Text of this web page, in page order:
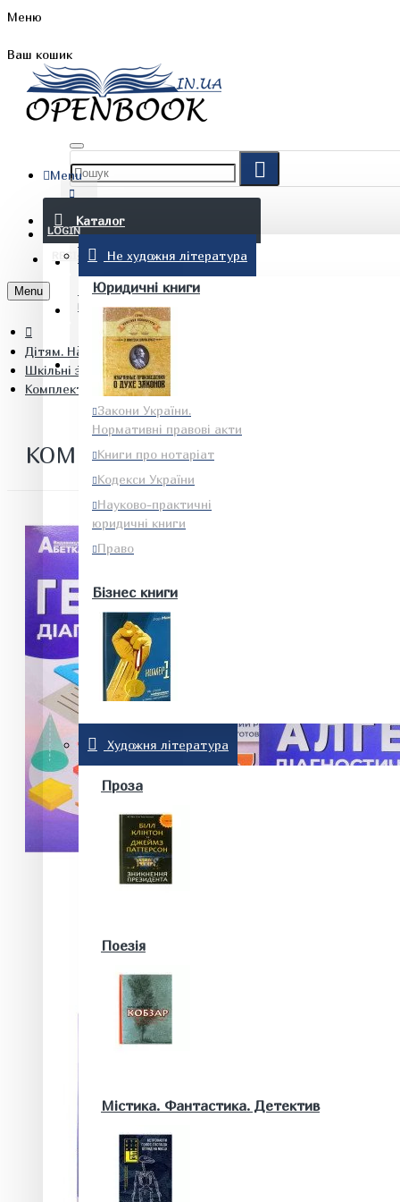
Меню
Ваш кошик
БЛОГ
КОНТАКТИ
(097) 015 28 90
Menu
Каталог
Не художня література
Юридичні книги
Закони України.
Нормативні правові акти
Книги про нотаріат
Кодекси України
Науково-практичні
юридичні книги
Право
Бізнес книги
Енергетика. Будівництво.
Промисловість
Математика. Природничі та інші науки
Біологія
Географія. Геологія
Художня література
Проза
Поезія
Містика. Фантастика. Детектив
LOGIN
REGISTER
Menu
Дітям. Навчання та дозвілля
Шкільні зошити
Комплект Діагностичні роботи Алгебра 7 клас + Геометрія 7
КОМПЛЕКТ ДІАГНОСТИЧНІ